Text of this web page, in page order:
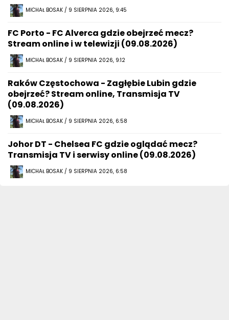
MICHAŁ BOSAK / 9 SIERPNIA 2026, 9:45
FC Porto - FC Alverca gdzie obejrzeć mecz?
Stream online i w telewizji (09.08.2026)
MICHAŁ BOSAK / 9 SIERPNIA 2026, 9:12
Raków Częstochowa - Zagłębie Lubin gdzie
obejrzeć? Stream online, Transmisja TV
(09.08.2026)
MICHAŁ BOSAK / 9 SIERPNIA 2026, 6:58
Johor DT - Chelsea FC gdzie oglądać mecz?
Transmisja TV i serwisy online (09.08.2026)
MICHAŁ BOSAK / 9 SIERPNIA 2026, 6:58